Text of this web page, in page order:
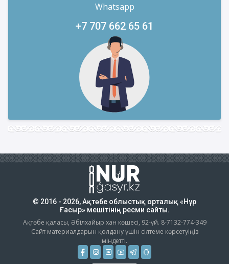
Whatsapp
+7 707 662 65 61
© 2016 - 2026, Ақтөбе облыстық орталық «Нұр
Ғасыр» мешітінің ресми сайты.
Ақтөбе қаласы, Әбілхайыр хан көшесі, 92-үй. 8-7132-774-349
Сайт материалдарын қолдану үшін сілтеме көрсетуіңіз
міндетті.